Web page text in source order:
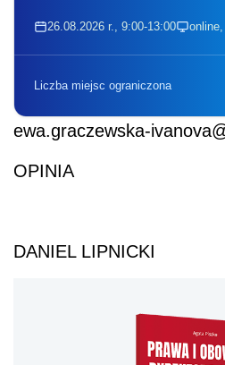
26.08.2026 r., 9:00-13:00
Liczba miejsc ograniczona
ewa.graczewska-
OPINIA
DANIEL LIPNICKI